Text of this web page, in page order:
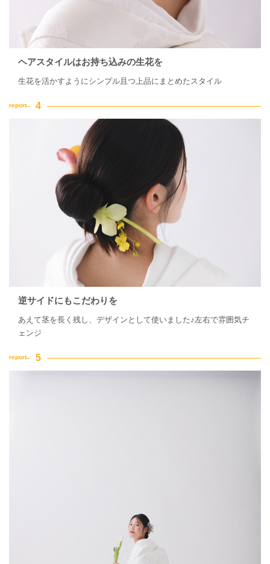
ヘアスタイルはお持ち込みの生花を
生花を活かすようにシンプル且つ上品にまとめたスタイル
逆サイドにもこだわりを
あえて茎を長く残し、デザインとして使いました♪左右で雰囲気チ
ェンジ